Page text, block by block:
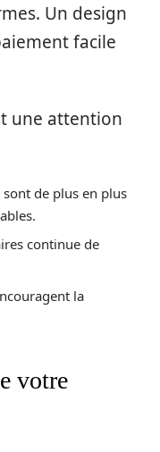
Un design
facile
une attention
de plus en plus
continue de
la
votre